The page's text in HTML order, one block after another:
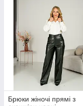
Брюки жіночі прямі з